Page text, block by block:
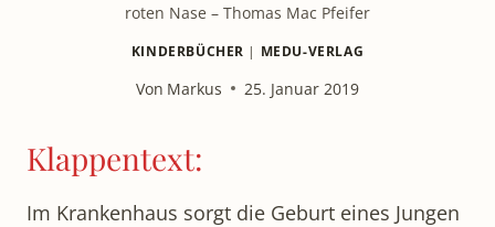
roten Nase – Thomas Mac Pfeifer
KINDERBÜCHER | MEDU-VERLAG
Von Markus 25. Januar 2019
Klappentext:
Im Krankenhaus sorgt die Geburt eines Jungen